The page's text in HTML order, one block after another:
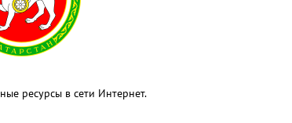
ресурсы в сети Интернет.